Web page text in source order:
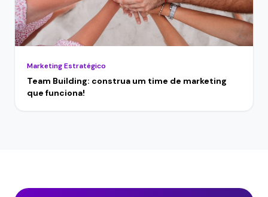
Marketing Estratégico
Team Building: construa um time de marketing
que funciona!